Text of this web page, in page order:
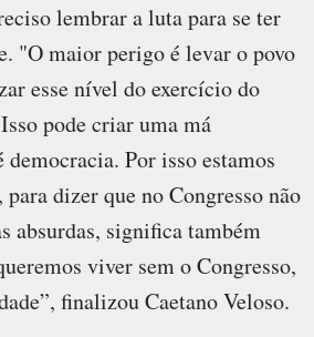
lembrar a luta para se ter
"O maior perigo é levar o povo
esse nível do exercício do
pode criar uma má
democracia. Por isso estamos
dizer que no Congresso não
absurdas, significa também
viver sem o Congresso,
finalizou Caetano Veloso.